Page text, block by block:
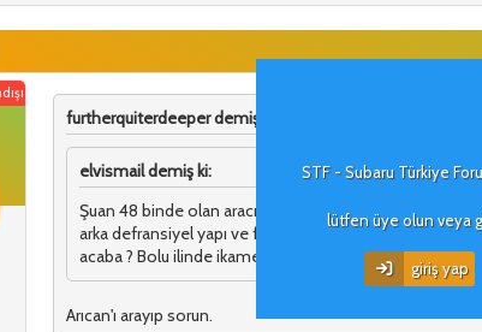
STF - Subaru Türkiye
lütfen üye olun veya
giriş yap
furtherquiterdeeper demiş ki:
elvismail demiş ki:
Şuan 48 binde olan aracımın 4. Bakım zamanı geldi.
arka defransiyel yapı ve fren yağı değişiyormuş. Fiyat
acaba ? Bolu ilinde ikamet ediyorum. Tavsiyesi olan var
Arıcan'ı arayıp sorun.